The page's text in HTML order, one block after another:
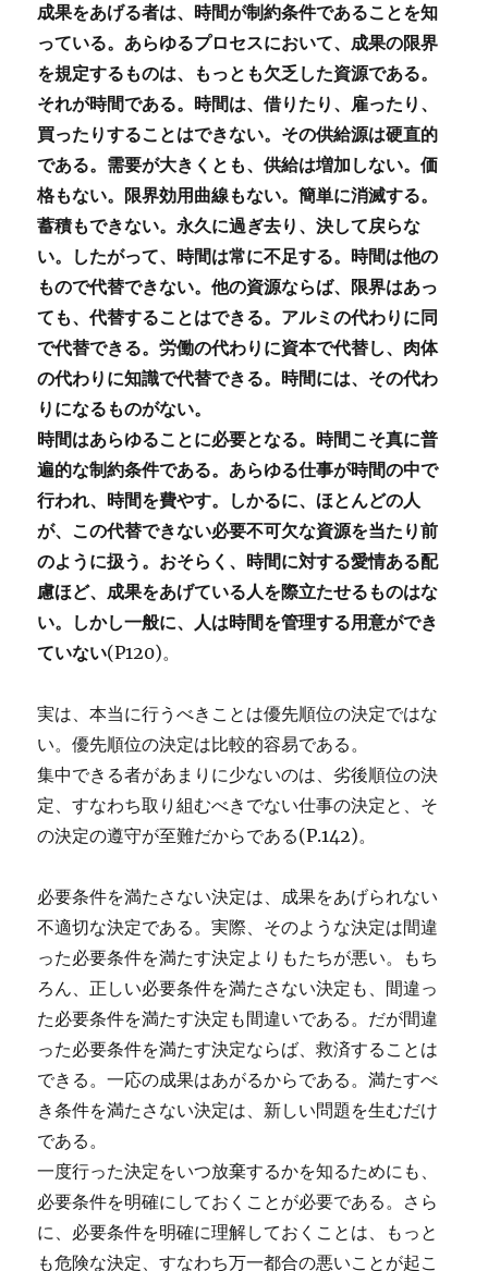
成果をあげる者は、時間が制約条件であることを知
っている。あらゆるプロセスにおいて、成果の限界
を規定するものは、もっとも欠乏した資源である。
それが時間である。時間は、借りたり、雇ったり、
買ったりすることはできない。その供給源は硬直的
である。需要が大きくとも、供給は増加しない。価
格もない。限界効用曲線もない。簡単に消滅する。
蓄積もできない。永久に過ぎ去り、決して戻らな
い。したがって、時間は常に不足する。時間は他の
もので代替できない。他の資源ならば、限界はあっ
ても、代替することはできる。アルミの代わりに同
で代替できる。労働の代わりに資本で代替し、肉体
の代わりに知識で代替できる。時間には、その代わ
りになるものがない。
時間はあらゆることに必要となる。時間こそ真に普
遍的な制約条件である。あらゆる仕事が時間の中で
行われ、時間を費やす。しかるに、ほとんどの人
が、この代替できない必要不可欠な資源を当たり前
のように扱う。おそらく、時間に対する愛情ある配
慮ほど、成果をあげている人を際立たせるものはな
い。しかし一般に、人は時間を管理する用意ができ
ていない(P120)。
実は、本当に行うべきことは優先順位の決定ではな
い。優先順位の決定は比較的容易である。
集中できる者があまりに少ないのは、劣後順位の決
定、すなわち取り組むべきでない仕事の決定と、そ
の決定の遵守が至難だからである(P.142)。
必要条件を満たさない決定は、成果をあげられない
不適切な決定である。実際、そのような決定は間違
った必要条件を満たす決定よりもたちが悪い。もち
ろん、正しい必要条件を満たさない決定も、間違っ
た必要条件を満たす決定も間違いである。だが間違
った必要条件を満たす決定ならば、救済することは
できる。一応の成果はあがるからである。満たすべ
き条件を満たさない決定は、新しい問題を生むだけ
である。
一度行った決定をいつ放棄するかを知るためにも、
必要条件を明確にしておくことが必要である。さら
に、必要条件を明確に理解しておくことは、もっと
も危険な決定、すなわち万一都合の悪いことが起こ